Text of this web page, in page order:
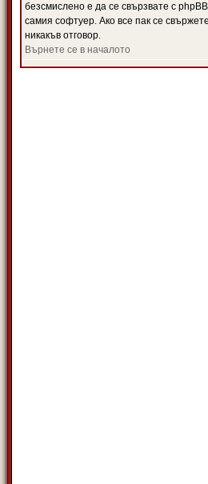
безсмислено е да се свързвате с
самия софтуер. Ако все пак се
никакъв отговор.
Върнете се в началото